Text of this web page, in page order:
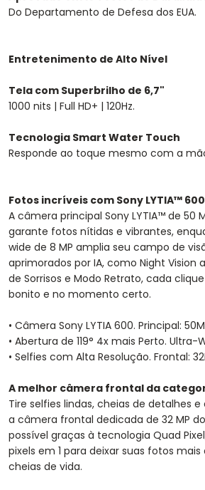
Do Departamento de Defesa dos EUA.
Entretenimento de Alto Nível
Tela com Superbrilho de 6,7"
1000 nits | Full HD+ | 120Hz.
Tecnologia Smart Water Touch
Responde ao toque mesmo com a
Fotos incríveis com Sony LYTIA™ 600
A câmera principal Sony LYTIA™ de 50
garante fotos nítidas e vibrantes,
wide de 8 MP amplia seu campo de
aprimorados por IA, como Night
de Sorrisos e Modo Retrato, cada
bonito e no momento certo.
• Câmera Sony LYTIA 600. Principal:
• Abertura de 119° 4x mais Perto. Ultra-
• Selfies com Alta Resolução. Frontal:
A melhor câmera frontal da
Tire selfies lindas, cheias de detalhes
a câmera frontal dedicada de 32 MP
possível graças à tecnologia Quad
pixels em 1 para deixar suas fotos
cheias de vida.